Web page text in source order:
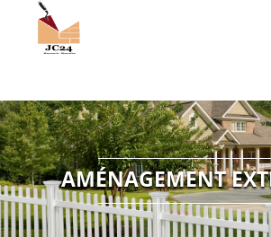
AMÉNAGEMENT